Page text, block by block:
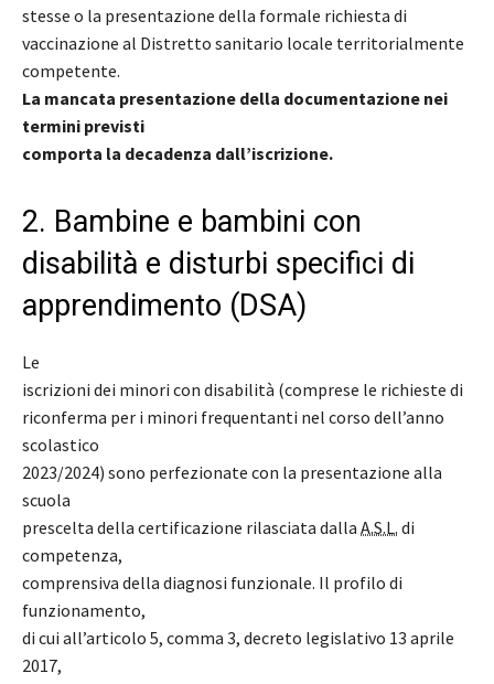
stesse o la presentazione della formale richiesta di
vaccinazione al Distretto sanitario locale territorialmente
competente.
La mancata presentazione della documentazione nei
termini previsti
comporta la decadenza dall’iscrizione.
2. Bambine e bambini con
disabilità e disturbi specifici di
apprendimento (DSA)
Le
iscrizioni dei minori con disabilità (comprese le richieste di
riconferma per i minori frequentanti nel corso dell’anno
scolastico
2023/2024) sono perfezionate con la presentazione alla
scuola
prescelta della certificazione rilasciata dalla A.S.L. di
competenza,
comprensiva della diagnosi funzionale. Il profilo di
funzionamento,
di cui all’articolo 5, comma 3, decreto legislativo 13 aprile
2017,